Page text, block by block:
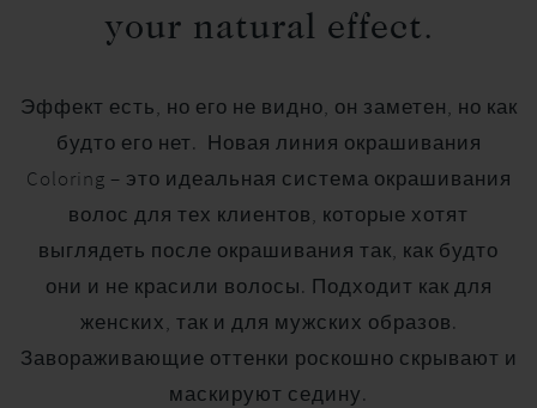
your natural effect.
Эффект есть, но его не видно, он заметен, но как
будто его нет. Новая линия окрашивания
Coloring – это идеальная система окрашивания
волос для тех клиентов, которые хотят
выглядеть после окрашивания так, как будто
они и не красили волосы. Подходит как для
женских, так и для мужских образов.
Завораживающие оттенки роскошно скрывают и
маскируют седину.